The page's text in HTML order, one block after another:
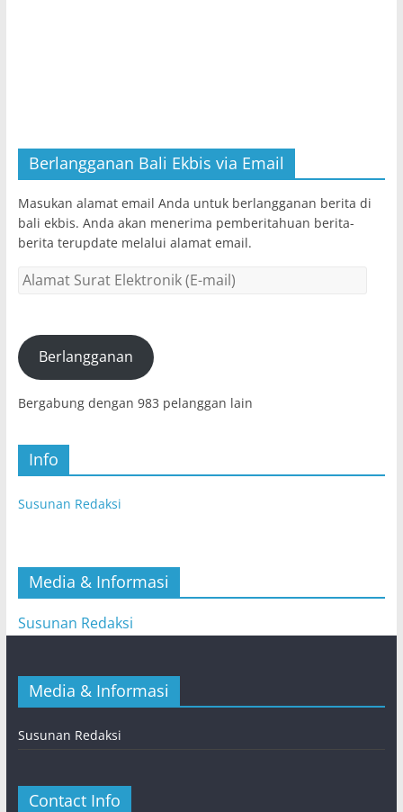
Berlangganan Bali Ekbis via Email
Masukan alamat email Anda untuk berlangganan berita di
bali ekbis. Anda akan menerima pemberitahuan berita-
berita terupdate melalui alamat email.
Alamat
(E-
mail)Berlangganan
Bergabung dengan 983 pelanggan lain
Info
Susunan Redaksi
Media & Informasi
Susunan Redaksi
Media & Informasi
Susunan Redaksi
Contact Info